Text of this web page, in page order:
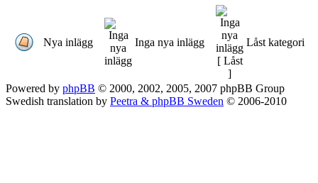
Nya inlägg Inga nya inlägg Låst kategori
Powered by phpBB © 2000, 2002, 2005, 2007 phpBB Group
Swedish translation by Peetra & phpBB Sweden © 2006-2010